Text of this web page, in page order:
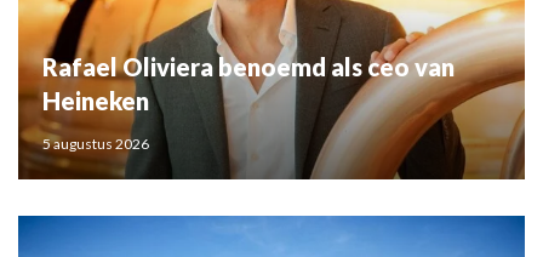
Rafael Oliviera benoemd als ceo van
Heineken
5 augustus 2026